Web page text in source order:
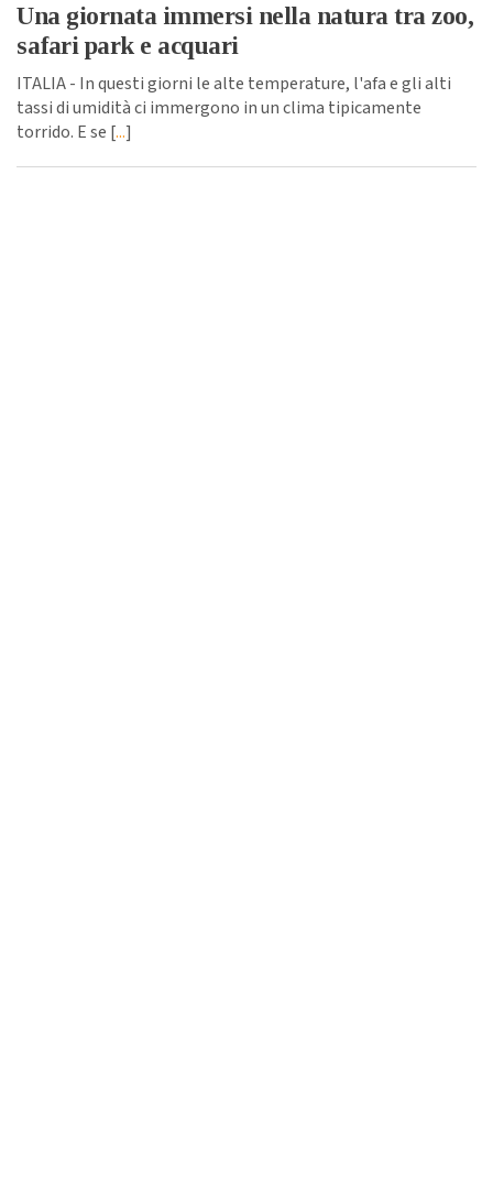
Una giornata immersi nella natura tra zoo,
safari park e acquari
ITALIA - In questi giorni le alte temperature, l'afa e gli alti
tassi di umidità ci immergono in un clima tipicamente
torrido. E se [...]